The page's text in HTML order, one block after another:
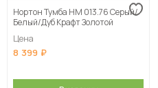
Нортон Тумба НМ 013.76 Серый/
Белый/Дуб Крафт Золотой
Цена
8 399